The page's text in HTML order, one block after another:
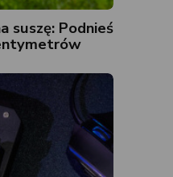
suszę: Podnieś